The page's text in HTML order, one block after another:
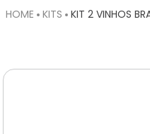
KITS KIT 2 VINHOS